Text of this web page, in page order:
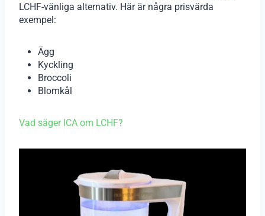
LCHF-vänliga alternativ. Här är några prisvärda
exempel:
Ägg
Kyckling
Broccoli
Blomkål
Vad säger ICA om LCHF?